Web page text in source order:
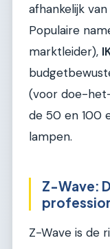
afhankelijk
Populaire
marktleider),
(voor doe-
de 50 en 100
lampen.
Z-Wave:
Z-Wave is de